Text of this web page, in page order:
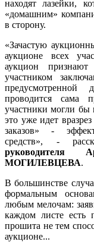
находят лазейки,
«домашним»
в сторону.
«Зачастую
аукционе всех
аукцион
участником
предусмотренной
проводится сама
участники могли бы
это уже идет
заказов» -
средств», -
руководителя
МОГИЛЕВЦЕВА.
В большинстве
формальным
любым мелочам:
каждом листе есть
прошита не тем
аукционе...